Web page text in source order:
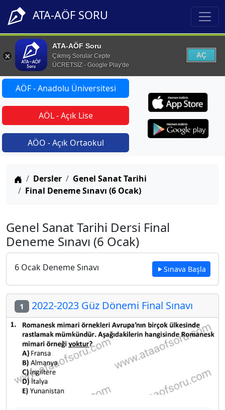
ATA-AÖF SORU
ATA-AÖF Soru
Çıkmış Sorular Cepte
ÜCRETSİZ - Google Play'de
AÇ
AÖF - Anadolu Üniversitesi
AÖL - Açık Lise
AÖO - Açık Ortaokul
Anasayfa
Dersler
Genel Sanat Tarihi
Final Deneme Sınavı (6 Ocak)
Genel Sanat Tarihi Dersi Final
Deneme Sınavı (6 Ocak)
6 Ocak Deneme Sınavı Sınava Başla
1 2022-2023 Güz Dönemi Final Sınavı